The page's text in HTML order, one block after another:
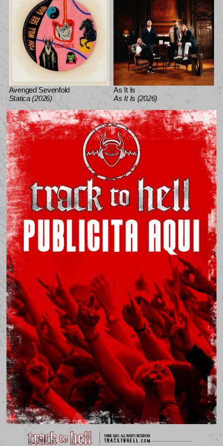
Avenged Sevenfold
Statica (2026)
As It Is
As It Is (2026)